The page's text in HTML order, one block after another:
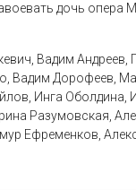
дочь опера
Вадим Андреев,
Вадим Дорофеев,
Инга Оболдина,
Разумовская,
Ефременков,